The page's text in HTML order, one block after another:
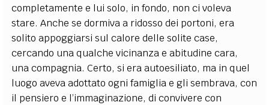
completamente e lui solo, in fondo, non ci voleva
stare. Anche se dormiva a ridosso dei portoni, era
solito appoggiarsi sul calore delle solite case,
cercando una qualche vicinanza e abitudine cara,
una compagnia. Certo, si era autoesiliato, ma in quel
luogo aveva adottato ogni famiglia e gli sembrava, con
il pensiero e l’immaginazione, di convivere con